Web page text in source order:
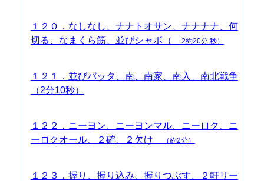
１２０．なしなし、ナナトオサン、ナナナナ、何
切る、なまくら筋、並びシャボ（
2約20分 秒）
１２１．並びバッタ、南、南家、南入、南北戦争
（2分10秒）
１２２．ニーヨン、ニーヨンマル、ニーロク、ニ
ーロクオール、２確、２欠け
（約2分）
１２３．握り、握り込み、握りつぶす、２軒リー